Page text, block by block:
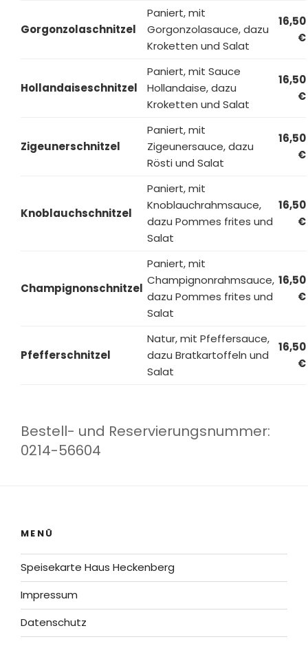
Gorgonzolaschnitzel
Paniert, mit
Gorgonzolasauce, dazu
Kroketten und Salat
16,50
€
Hollandaiseschnitzel
Paniert, mit Sauce
Hollandaise, dazu
Kroketten und Salat
16,50
€
Zigeunerschnitzel
Paniert, mit
Zigeunersauce, dazu
Rösti und Salat
16,50
€
Knoblauchschnitzel
Paniert, mit
Knoblauchrahmsauce,
dazu Pommes frites und
Salat
16,50
€
Champignonschnitzel
Paniert, mit
Champignonrahmsauce,
dazu Pommes frites und
Salat
16,50
€
Pfefferschnitzel
Natur, mit Pfeffersauce,
dazu Bratkartoffeln und
Salat
16,50
€
Bestell- und Reservierungsnummer:
0214-56604
MENÜ
Speisekarte Haus Heckenberg
Impressum
Datenschutz